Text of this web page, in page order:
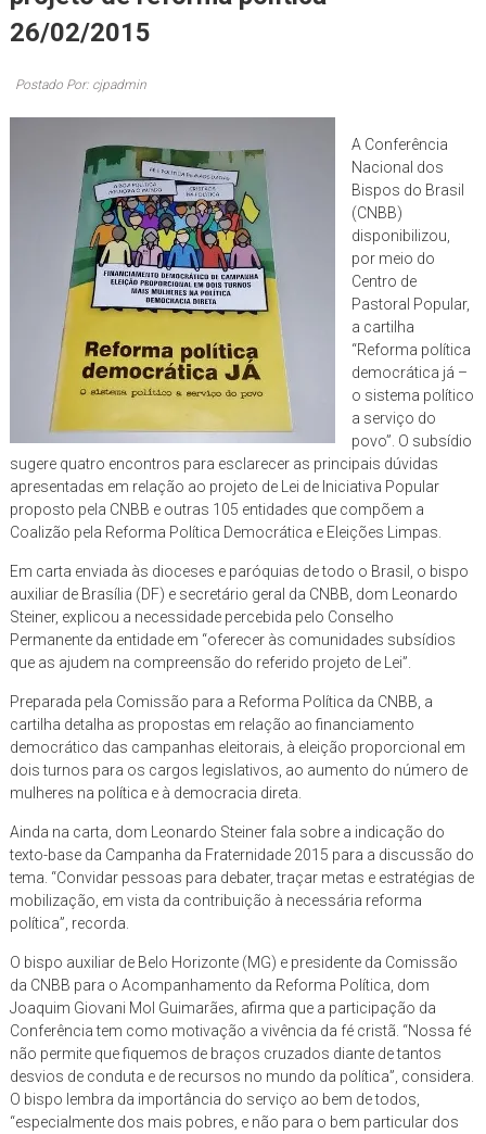
de
Brasília
26/02/2015
Postado Por: cjpadmin
A Conferência
Nacional dos
Bispos do Brasil
(CNBB)
disponibilizou,
por meio do
Centro de
Pastoral Popular,
a cartilha
“Reforma política
democrática já –
o sistema político
a serviço do
povo”. O subsídio
sugere quatro encontros para esclarecer as principais dúvidas
apresentadas em relação ao projeto de Lei de Iniciativa Popular
proposto pela CNBB e outras 105 entidades que compõem a
Coalizão pela Reforma Política Democrática e Eleições Limpas.
Em carta enviada às dioceses e paróquias de todo o Brasil, o bispo
auxiliar de Brasília (DF) e secretário geral da CNBB, dom Leonardo
Steiner, explicou a necessidade percebida pelo Conselho
Permanente da entidade em “oferecer às comunidades subsídios
que as ajudem na compreensão do referido projeto de Lei”.
Preparada pela Comissão para a Reforma Política da CNBB, a
cartilha detalha as propostas em relação ao financiamento
democrático das campanhas eleitorais, à eleição proporcional em
dois turnos para os cargos legislativos, ao aumento do número de
mulheres na política e à democracia direta.
Ainda na carta, dom Leonardo Steiner fala sobre a indicação do
texto-base da Campanha da Fraternidade 2015 para a discussão do
tema. “Convidar pessoas para debater, traçar metas e estratégias de
mobilização, em vista da contribuição à necessária reforma
política”, recorda.
O bispo auxiliar de Belo Horizonte (MG) e presidente da Comissão
da CNBB para o Acompanhamento da Reforma Política, dom
Joaquim Giovani Mol Guimarães, afirma que a participação da
Conferência tem como motivação a vivência da fé cristã. “Nossa fé
não permite que fiquemos de braços cruzados diante de tantos
desvios de conduta e de recursos no mundo da política”, considera.
O bispo lembra da importância do serviço ao bem de todos,
“especialmente dos mais pobres, e não para o bem particular dos